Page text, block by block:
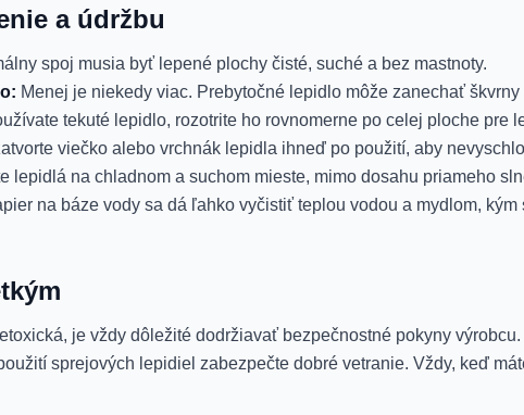
a údržbu
spoj musia byť lepené plochy čisté, suché a bez mastnoty.
Menej je niekedy viac. Prebytočné lepidlo môže zanechať
tekuté lepidlo, rozotrite ho rovnomerne po celej ploche pre
viečko alebo vrchnák lepidla ihneď po použití, aby
lepidlá na chladnom a suchom mieste, mimo dosahu priameho
na báze vody sa dá ľahko vyčistiť teplou vodou a mydlom,
je vždy dôležité dodržiavať bezpečnostné pokyny
sprejových lepidiel zabezpečte dobré vetranie. Vždy, keď